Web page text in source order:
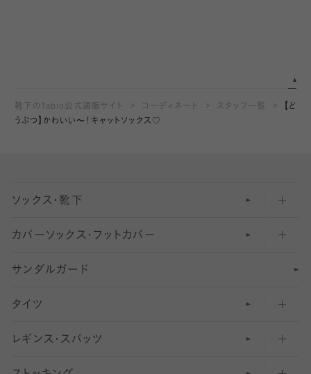
靴下のTabio公式通販サイト コーディネート スタッフ一覧
【ど
うぶつ】かわいい〜！キャットソックス♡
ソックス・靴下
五本指ソックス・靴下
足袋ソックス・靴下
無地・プレーンソックス・靴下
柄ソックス・靴下
カバーソックス・フットカバー
フットカバー・カバーソックス（深め）
フットカバー・カバーソックス（ふつう）
フットカバー・カバーソックス（浅め）
サンダルガード
タイツ
30デニール以下のタイツ（薄手タイツ）
レギンス・スパッツ